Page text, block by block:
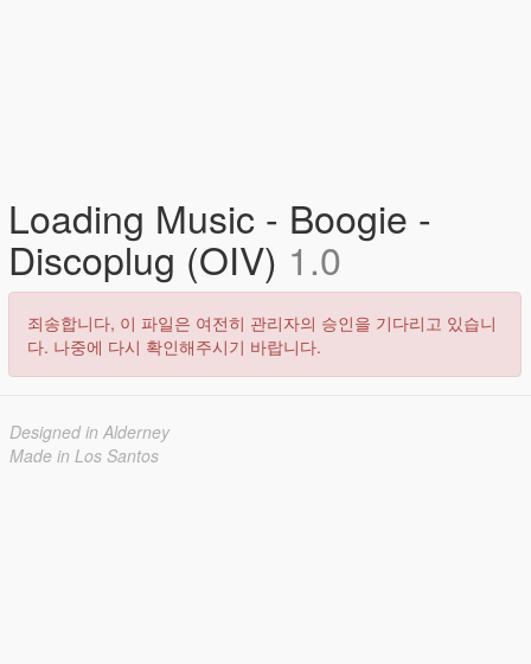
Loading Music - Boogie -
Discoplug (OIV) 1.0
죄송합니다, 이 파일은 여전히 관리자의 승인을 기다리고 있습니
다. 나중에 다시 확인해주시기 바랍니다.
Designed in Alderney
Made in Los Santos